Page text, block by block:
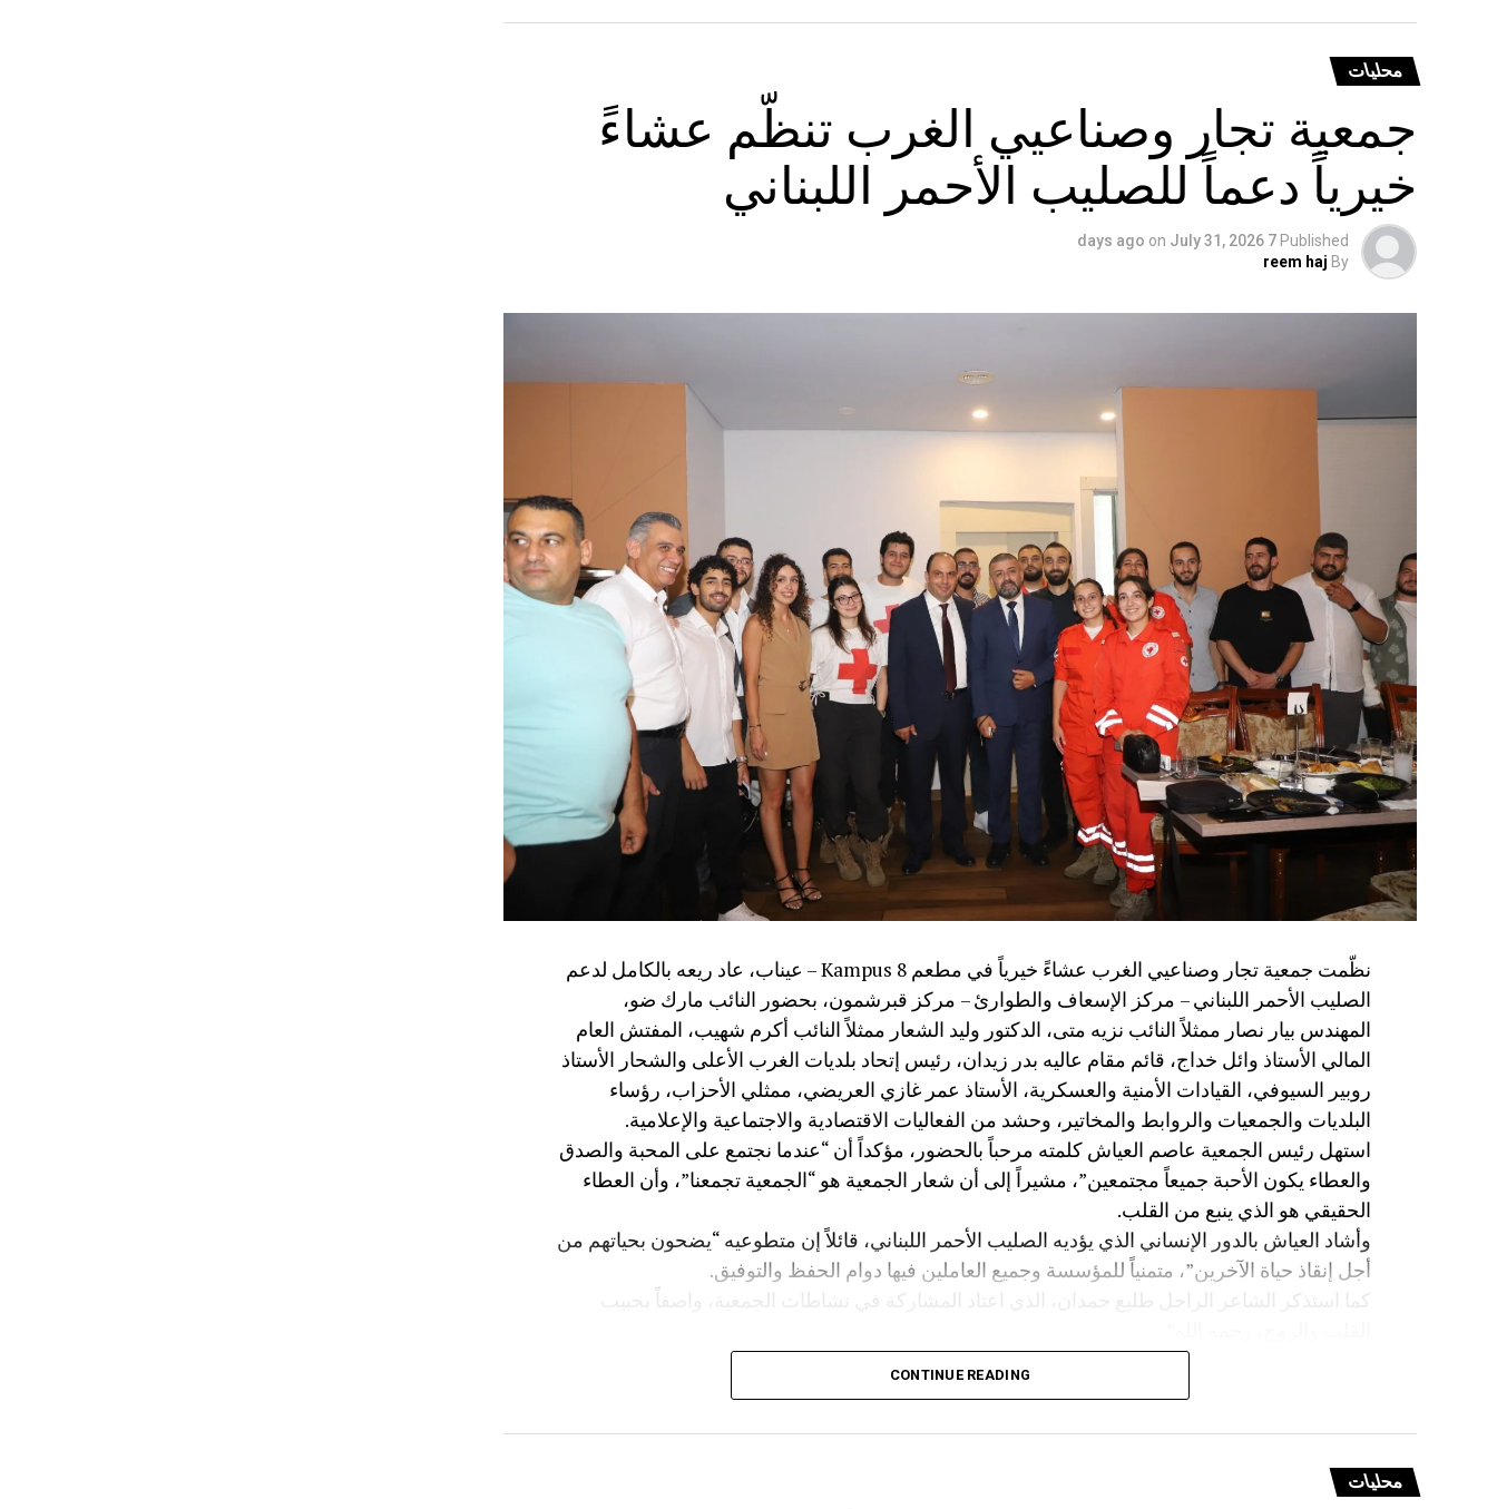
محليات
جمعية تجار وصناعيي الغرب تنظّم عشاءً
خيرياً دعماً للصليب الأحمر اللبناني
Published
7 days ago
on July 31, 2026
By
reem haj
نظّمت جمعية تجار وصناعيي الغرب عشاءً خيرياً في مطعم Kampus 8 – عيناب، عاد ريعه بالكامل لدعم
الصليب الأحمر اللبناني – مركز الإسعاف والطوارئ – مركز قبرشمون، بحضور النائب مارك ضو،
المهندس بيار نصار ممثلاً النائب نزيه متى، الدكتور وليد الشعار ممثلاً النائب أكرم شهيب، المفتش العام
المالي الأستاذ وائل خداج، قائم مقام عاليه بدر زيدان، رئيس إتحاد بلديات الغرب الأعلى والشحار الأستاذ
روبير السيوفي، القيادات الأمنية والعسكرية، الأستاذ عمر غازي العريضي، ممثلي الأحزاب، رؤساء
البلديات والجمعيات والروابط والمخاتير، وحشد من الفعاليات الاقتصادية والاجتماعية والإعلامية.
استهل رئيس الجمعية عاصم العياش كلمته مرحباً بالحضور، مؤكداً أن “عندما نجتمع على المحبة والصدق
والعطاء يكون الأحبة جميعاً مجتمعين”، مشيراً إلى أن شعار الجمعية هو “الجمعية تجمعنا”، وأن العطاء
الحقيقي هو الذي ينبع من القلب.
وأشاد العياش بالدور الإنساني الذي يؤديه الصليب الأحمر اللبناني، قائلاً إن متطوعيه “يضحون بحياتهم من
أجل إنقاذ حياة الآخرين”، متمنياً للمؤسسة وجميع العاملين فيها دوام الحفظ والتوفيق.
كما استذكر الشاعر الراحل طليع حمدان، الذي اعتاد المشاركة في نشاطات الجمعية، واصفاً بحبيب
وتوجّه بالشكر إلى الشاعر مازن غنام الذي لبّى الدعوة للمشاركة في الأمسية دعماً للصليب الأحمر
اللبناني، وإلى إدارة مطعم Kampus 8 والعاملين فيه، وعلى رأسهم الدكتور غازي الشعار صاحب المطعم
بمديرها العام رشا عثمان على مواكبتها الدائمة لنشاطات الجمعية، كما وجّه العياش الشكر إلى أعضاء
CONTINUE READING
محليات